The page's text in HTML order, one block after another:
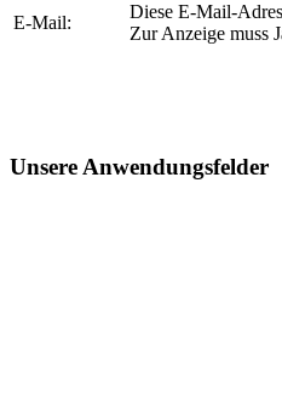
E-Mail:
Diese E-Mail-
Zur Anzeige muss
Unsere Anwendungsfelder